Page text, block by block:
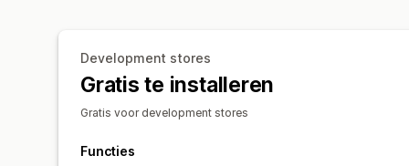
Development stores
Gratis te installeren
Gratis voor development stores
Functies